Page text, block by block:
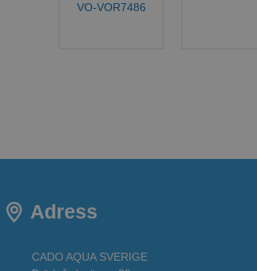
VO-VOR7486
Adress
CADO AQUA SVERIGE